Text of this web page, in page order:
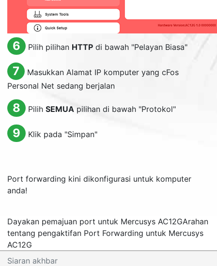
6 Pilih pilihan HTTPdi bawah "Pelayan Biasa"
7
Masukkan Alamat IP komputer yang cFos
Personal Net sedang berjalan
8 Pilih SEMUApilihan di bawah "Protokol"
9 Klik pada "Simpan"
Port forwarding kini dikonfigurasi untuk komputer
anda!
Dayakan pemajuan port untuk Mercusys AC12GArahan
tentang pengaktifan Port Forwarding untuk Mercusys
AC12G
Siaran akhbar